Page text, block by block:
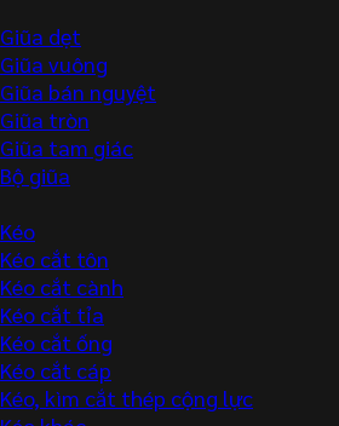
Giũa dẹt
Giũa vuông
Giũa bán nguyệt
Giũa tròn
Giũa tam giác
Bộ giũa
Kéo
Kéo cắt tôn
Kéo cắt cành
Kéo cắt tỉa
Kéo cắt ống
Kéo cắt cáp
Kéo, kìm cắt thép cộng lực